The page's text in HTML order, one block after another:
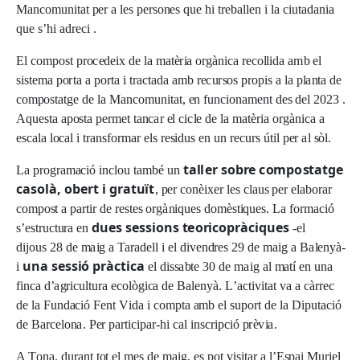
Mancomunitat per ales personesquehi treballen i la ciutadania
que s’hi adreci .
El compost procedeix dela matèriaorgànica recollida ambel
sistema porta a porta i tractada amb recursos propis a la plantade
compostatgede la Mancomunitat, enfuncionament desdel 2023 .
Aquesta apostapermet tancarelciclede lamatèriaorgànica a
escala local i transformarels residus en un recurs útil peral sòl.
Laprogramació inclou tambéun tallersobrecompostatge
casolà, obert i gratuït, perconèixerles clausperelaborar
compost apartirde restesorgàniques domèstiques.Laformació
s’estructuraenduessessionsteoricopràciques -el
dijous 28 de maig a Taradell iel divendres 29demaig aBalenyà-
i una sessió pràcticael dissabte30demaig al matíen una
finca d’agricultura ecològicadeBalenyà.L’activitat va acàrrec
dela FundacióFentVida i compta amb elsuportde la Diputació
de Barcelona. Perparticipar-hical inscripció prèvia.
A Tona, durant totelmes demaig, espot visitar a l’Espai Muriel